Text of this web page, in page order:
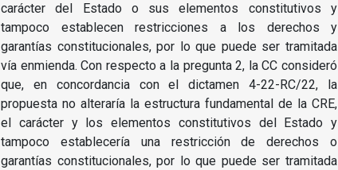
carácter del Estado o sus elementos constitutivos y
tampoco establecen restricciones a los derechos y
garantías constitucionales, por lo que puede ser tramitada
vía enmienda. Con respecto a la pregunta 2, la CC consideró
que, en concordancia con el dictamen 4-22-RC/22, la
propuesta no alteraría la estructura fundamental de la CRE,
el carácter y los elementos constitutivos del Estado y
tampoco establecería una restricción de derechos o
garantías constitucionales, por lo que puede ser tramitada